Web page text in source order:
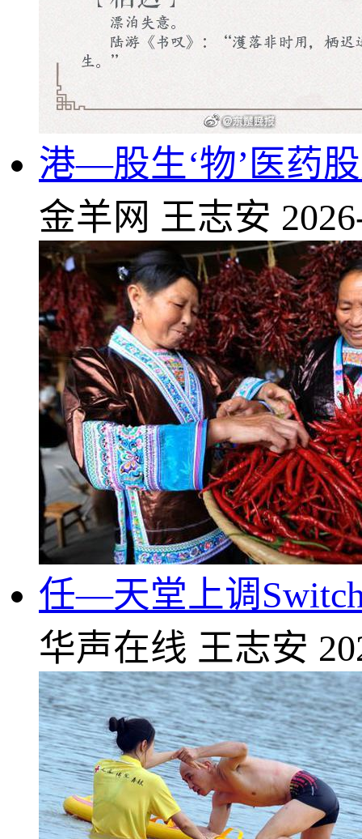
港—股生‘物’医药
金羊网 王志安
任—天堂上调
华声在线 王志安